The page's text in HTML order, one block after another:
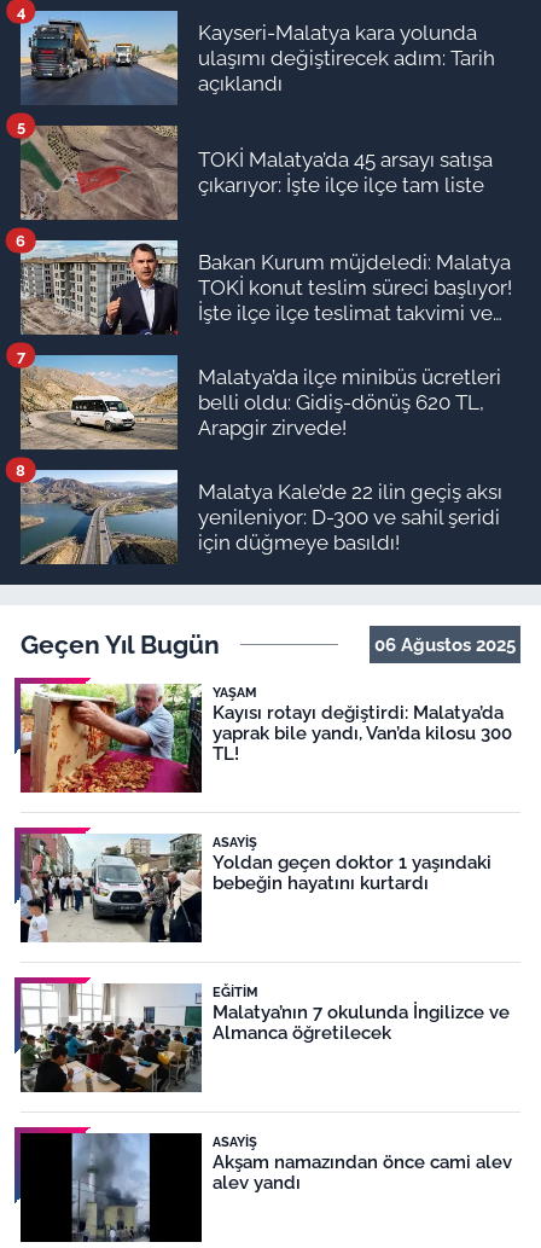
Kayseri-Malatya kara yolunda
ulaşımı değiştirecek adım: Tarih
açıklandı
4
TOKİ Malatya’da 45 arsayı satışa
çıkarıyor: İşte ilçe ilçe tam liste
5
Bakan Kurum müjdeledi: Malatya
TOKİ konut teslim süreci başlıyor!
İşte ilçe ilçe teslimat takvimi ve
6
Malatya’da ilçe minibüs ücretleri
belli oldu: Gidiş-dönüş 620 TL,
Arapgir zirvede!
7
Malatya Kale’de 22 ilin geçiş aksı
yenileniyor: D-300 ve sahil şeridi
için düğmeye basıldı!
8
Geçen Yıl Bugün 06 Ağustos 2025
YAŞAM
Kayısı rotayı değiştirdi: Malatya’da
yaprak bile yandı, Van’da kilosu 300
TL!
ASAYIŞ
Yoldan geçen doktor 1 yaşındaki
bebeğin hayatını kurtardı
EĞITIM
Malatya’nın 7 okulunda İngilizce ve
Almanca öğretilecek
ASAYIŞ
Akşam namazından önce cami alev
alev yandı